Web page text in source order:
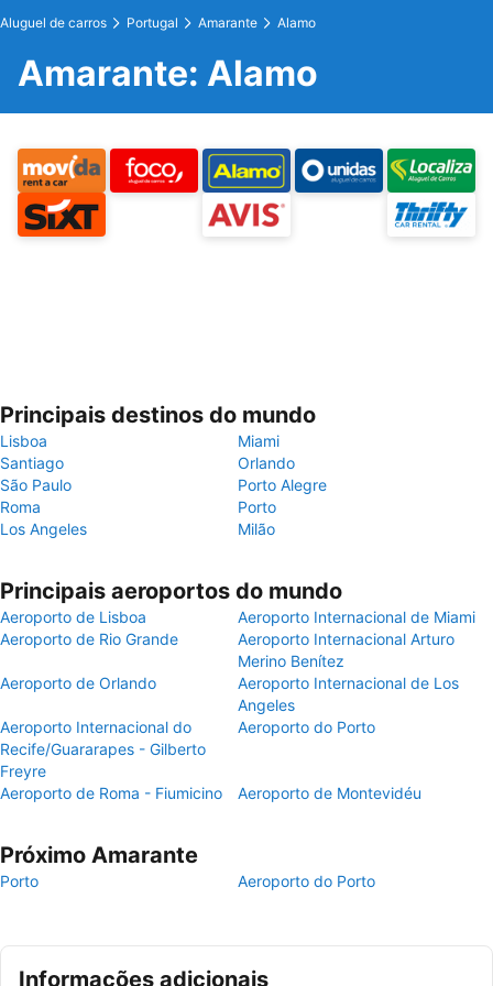
Aluguel de carros Portugal Amarante Alamo
Amarante: Alamo
Principais destinos do mundo
Lisboa
Miami
Santiago
Orlando
São Paulo
Porto Alegre
Roma
Porto
Los Angeles
Milão
Principais aeroportos do mundo
Aeroporto de Lisboa
Aeroporto Internacional de Miami
Aeroporto de Rio Grande
Aeroporto Internacional Arturo
Merino Benítez
Aeroporto de Orlando
Aeroporto Internacional de Los
Angeles
Aeroporto Internacional do
Recife/Guararapes - Gilberto
Freyre
Aeroporto do Porto
Aeroporto de Roma - Fiumicino Aeroporto de Montevidéu
Próximo Amarante
Porto Aeroporto do Porto
Informações adicionais